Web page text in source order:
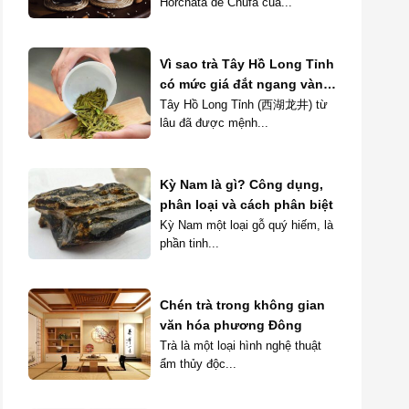
Vì sao trà Tây Hồ Long Tỉnh
có mức giá đắt ngang vàng
ròng?
Tây Hồ Long Tỉnh (西湖龙井) từ
lâu đã được mệnh...
Kỳ Nam là gì? Công dụng,
phân loại và cách phân biệt
Kỳ Nam một loại gỗ quý hiếm, là
phần tinh...
Chén trà trong không gian
văn hóa phương Đông
Trà là một loại hình nghệ thuật
ẩm thủy độc...